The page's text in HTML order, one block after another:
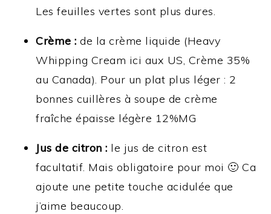
Les feuilles vertes sont plus dures.
Crème : de la crème liquide (Heavy
Whipping Cream ici aux US, Crème 35%
au Canada). Pour un plat plus léger : 2
bonnes cuillères à soupe de crème
fraîche épaisse légère 12%MG
Jus de citron : le jus de citron est
facultatif. Mais obligatoire pour moi 🙂 Ca
ajoute une petite touche acidulée que
j’aime beaucoup.